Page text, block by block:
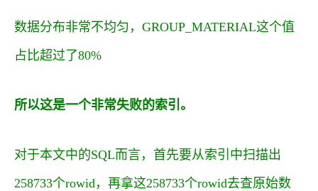
数据分布非常不均匀，GROUP_MATERIAL这个值
占比超过了80%
所以这是一个非常失败的索引。
对于本文中的SQL而言，首先要从索引中扫描出
258733个rowid，再拿这258733个rowid去查原始数